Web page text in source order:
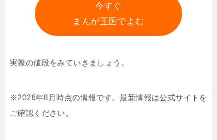
今すぐ
まんが王国でよむ
実際の値段をみていきましょう。
※2026年8月時点の情報です。最新情報は公式サイトを
ご確認ください。